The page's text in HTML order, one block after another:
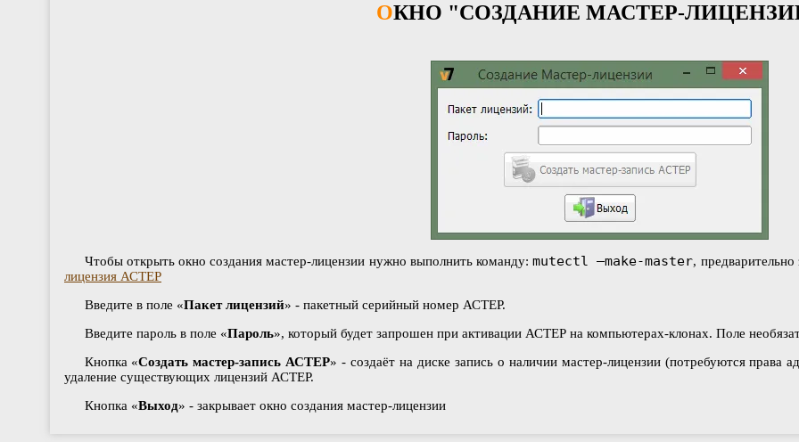
ОКНО "СОЗДАНИЕ МАСТЕР-
Чтобы открыть окно создания мастер-лицензии нужно выполнить команду:mutectl –make-master,
лицензия АСТЕР
Введите в поле «Пакет лицензий» - пакетный серийный номер АСТЕР.
Введите пароль в поле «Пароль», который будет запрошен при активации АСТЕР на компьютерах-клонах. Поле
Кнопка «Создать мастер-запись АСТЕР» - создаёт на диске запись о наличии мастер-лицензии (потребуются права
удаление существующих лицензий АСТЕР.
Кнопка «Выход» - закрывает окно создания мастер-лицензии